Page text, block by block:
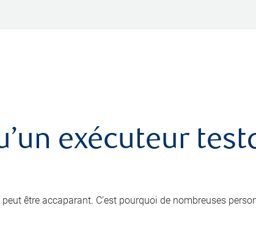
exécuteur
peut être accaparant. C’est pourquoi de nombreuses